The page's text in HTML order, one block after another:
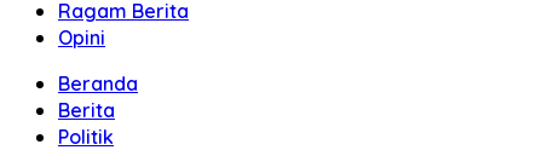
Ragam Berita
Opini
Beranda
Berita
Politik